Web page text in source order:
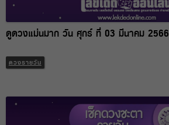
ดูดวงแม่นมาก วัน ศุกร์ ที่ 03 มีนาคม 2566
ดวงรายวัน